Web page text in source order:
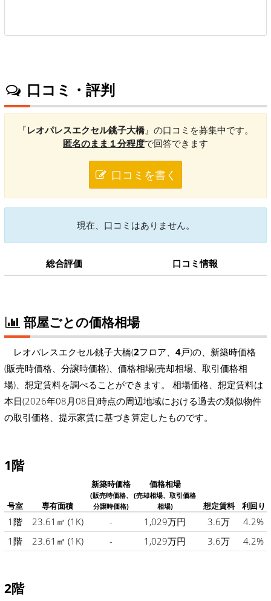
口コミ・評判
『レオパレスエクセル銚子大橋 』の口コミを募集中です。
匿名のまま１分程度で回答できます
口コミを書く
現在、口コミはありません。
総合評価 口コミ情報
部屋ごとの価格相場
レオパレスエクセル銚子大橋(2フロア、 4戸)の、新築時価格
(販売時価格、分譲時価格)、価格相場(売却相場、取引価格相
場)、想定賃料を調べることができます。 相場価格、想定賃料は
本日(2026年08月08日)時点の周辺地域における過去の類似物件
の取引価格、提示家賃に基づき算定したものです。
1階
号室 専有面積
新築時価格
(販売時価格、
分譲時価格)
価格相場
(売却相場、取引価格
相場)
想定賃料 利回り
1階 23.61㎡ (1K) - 1,029万円 3.6万
4.2%
1階
23.61㎡ (1K) - 1,029万円 3.6万 4.2%
2階